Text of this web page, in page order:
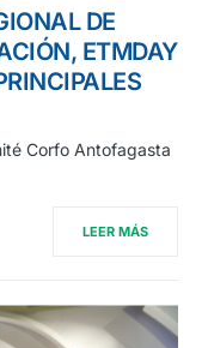
DE
ETMDAY
Corfo Antofagasta
LEER MÁS